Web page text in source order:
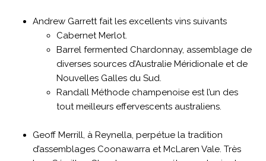
Andrew Garrett fait les excellents vins suivants
Cabernet Merlot.
Barrel fermented Chardonnay, assemblage de
diverses sources d’Australie Méridionale et de
Nouvelles Galles du Sud.
Randall Méthode champenoise est l’un des
tout meilleurs effervescents australiens.
Geoff Merrill, à Reynella, perpétue la tradition
d’assemblages Coonawarra et McLaren Vale. Très